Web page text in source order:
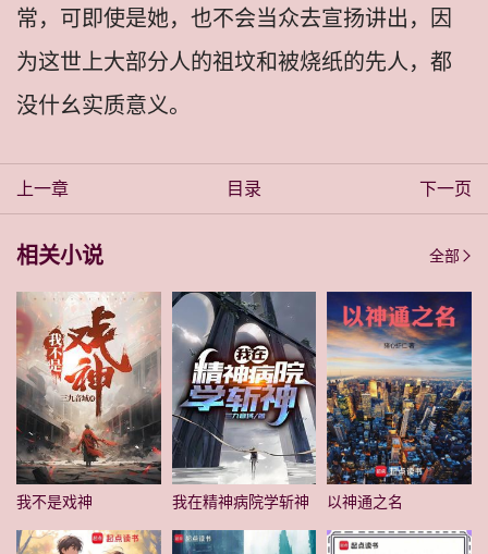
常，可即使是她，也不会当众去宣扬讲出，因
为这世上大部分人的祖坟和被烧纸的先人，都
没什幺实质意义。
上一章 目录 下一页
相关小说 全部
我不是戏神 我在精神病院学斩神 以神通之名